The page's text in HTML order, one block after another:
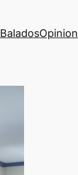
BaladosOpinion